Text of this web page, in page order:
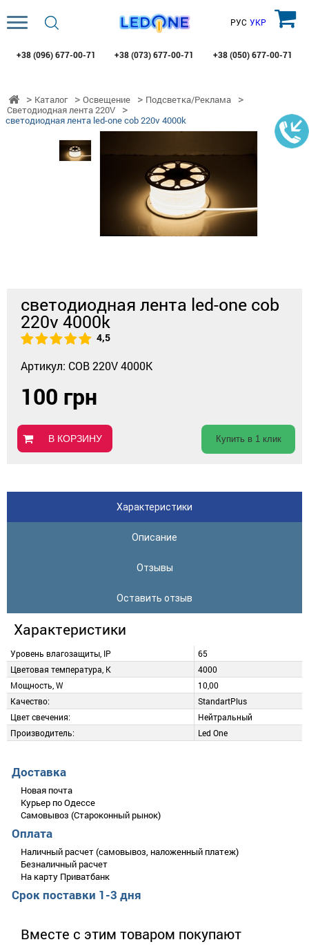
+38 (096) 677-00-71 +38 (073)677-00-71 +38 (050)677-00-71
РУС УКР
Каталог Освещение
Подсветка/Реклама
Светодиодная лента 220V
светодиодная лента led-one cob 220v 4000k
светодиодная лента led-one cob
220v 4000k
4,5
Артикул: COB 220V 4000K
100 грн
В КОРЗИНУ Купить в 1 клик
Доставка
Новая почта
Курьер по Одессе
Самовывоз (Староконный рынок)
Оплата
Наличный расчет (самовывоз, наложенный платеж)
Безналичный расчет
На карту Приватбанк
Срок поставки 1-3 дня
Характеристики
Описание
Отзывы
Оставить отзыв
Характеристики
Уровень влагозащиты, IP
65
Цветовая температура, K
4000
Мощность, W
10,00
Качество:
StandartPlus
Цвет свечения:
Нейтральный
Производитель:
Led One
Сетодиодная лента Led-One COB 220V 4000K. мощность
10вт/м, кратность порезки - 0,5м.
Стоимость указана за 1 м.
Необходимые элементы подключения - кабель питания
(в комплект не входит) и заглушка
Оцените товар
Вместе с этим товаром покупают